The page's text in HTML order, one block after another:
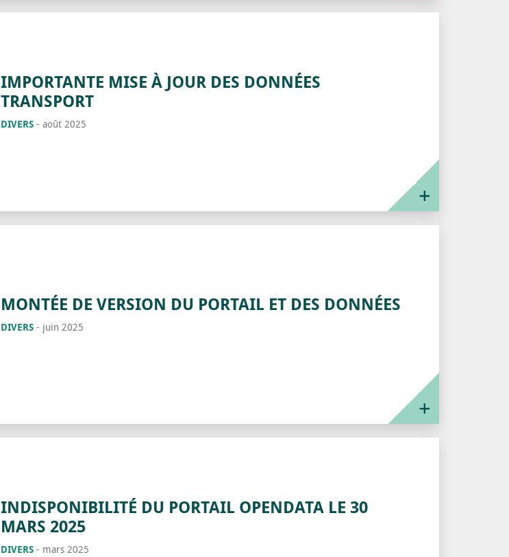
IMPORTANTE MISE À JOUR DES DONNÉES
TRANSPORT
DIVERS - août 2025
MONTÉE DE VERSION DU PORTAIL ET DES DONNÉES
DIVERS - juin 2025
INDISPONIBILITÉ DU PORTAIL OPENDATA LE 30
MARS 2025
DIVERS - mars 2025